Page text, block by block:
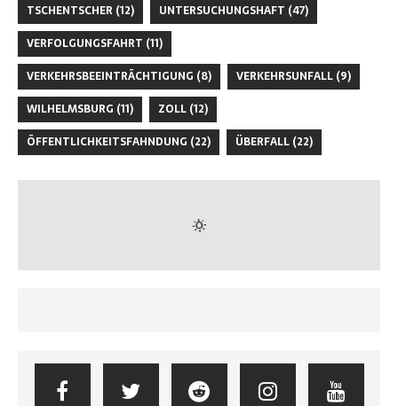
TSCHENTSCHER (12) UNTERSUCHUNGSHAFT (47)
VERFOLGUNGSFAHRT (11)
VERKEHRSBEEINTRÄCHTIGUNG (8) VERKEHRSUNFALL (9)
WILHELMSBURG (11) ZOLL (12)
ÖFFENTLICHKEITSFAHNDUNG (22) ÜBERFALL (22)